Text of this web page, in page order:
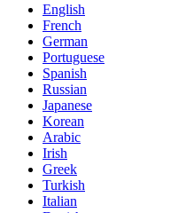
English
French
German
Portuguese
Spanish
Russian
Japanese
Korean
Arabic
Irish
Greek
Turkish
Italian